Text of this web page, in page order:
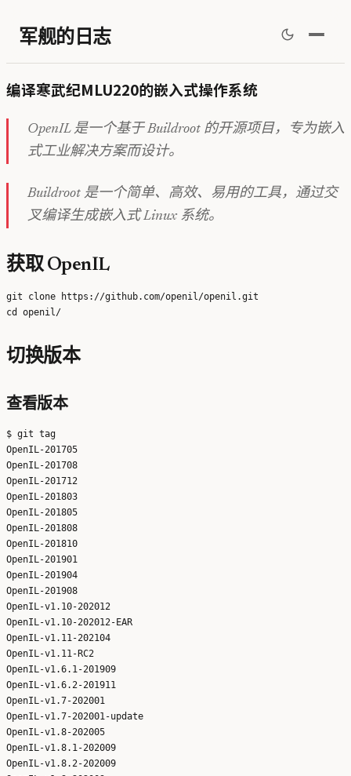
军舰的日志
编译寒武纪MLU220的嵌入式操作系统
OpenIL 是一个基于 Buildroot 的开源项目，专为嵌入
式工业解决方案而设计。
Buildroot 是一个简单、高效、易用的工具，通过交
叉编译生成嵌入式 Linux 系统。
获取 OpenIL
git clone https://github.com/openil/openil.git
切换版本
查看版本
$ git tag
OpenIL-201705
OpenIL-201708
OpenIL-201712
OpenIL-201803
OpenIL-201805
OpenIL-201808
OpenIL-201810
OpenIL-201901
OpenIL-201904
OpenIL-201908
OpenIL-v1.10-202012
OpenIL-v1.10-202012-EAR
OpenIL-v1.11-202104
OpenIL-v1.11-RC2
OpenIL-v1.6.1-201909
OpenIL-v1.6.2-201911
OpenIL-v1.7-202001
OpenIL-v1.7-202001-update
OpenIL-v1.8-202005
OpenIL-v1.8.1-202009
OpenIL-v1.8.2-202009